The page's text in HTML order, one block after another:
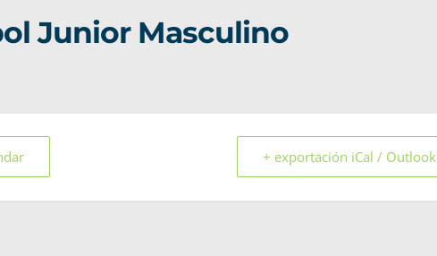
Junior Masculino
+ exportación iCal / Outlook